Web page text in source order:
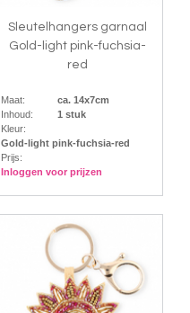
Sleutelhangers garnaal
Gold-light pink-fuchsia-
red
Maat:
ca. 14x7cm
Inhoud:
1 stuk
Kleur:
Gold-light pink-fuchsia-red
Prijs:
Inloggen voor prijzen